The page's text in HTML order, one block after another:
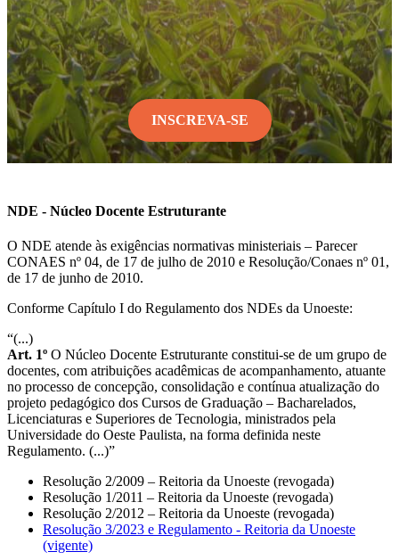
INSCREVA-SE
NDE - Núcleo Docente Estruturante
O NDE atende às exigências normativas ministeriais – Parecer
CONAES nº 04, de 17 de julho de 2010 e Resolução/Conaes nº 01,
de 17 de junho de 2010.
Conforme Capítulo I do Regulamento dos NDEs da Unoeste:
“(...)
Art. 1º O Núcleo Docente Estruturante constitui-se de um grupo de
docentes, com atribuições acadêmicas de acompanhamento, atuante
no processo de concepção, consolidação e contínua atualização do
projeto pedagógico dos Cursos de Graduação – Bacharelados,
Licenciaturas e Superiores de Tecnologia, ministrados pela
Universidade do Oeste Paulista, na forma definida neste
Regulamento. (...)”
Resolução 2/2009 – Reitoria da Unoeste (revogada)
Resolução 1/2011 – Reitoria da Unoeste (revogada)
Resolução 2/2012 – Reitoria da Unoeste (revogada)
Resolução 3/2023 e Regulamento - Reitoria da Unoeste
(vigente)